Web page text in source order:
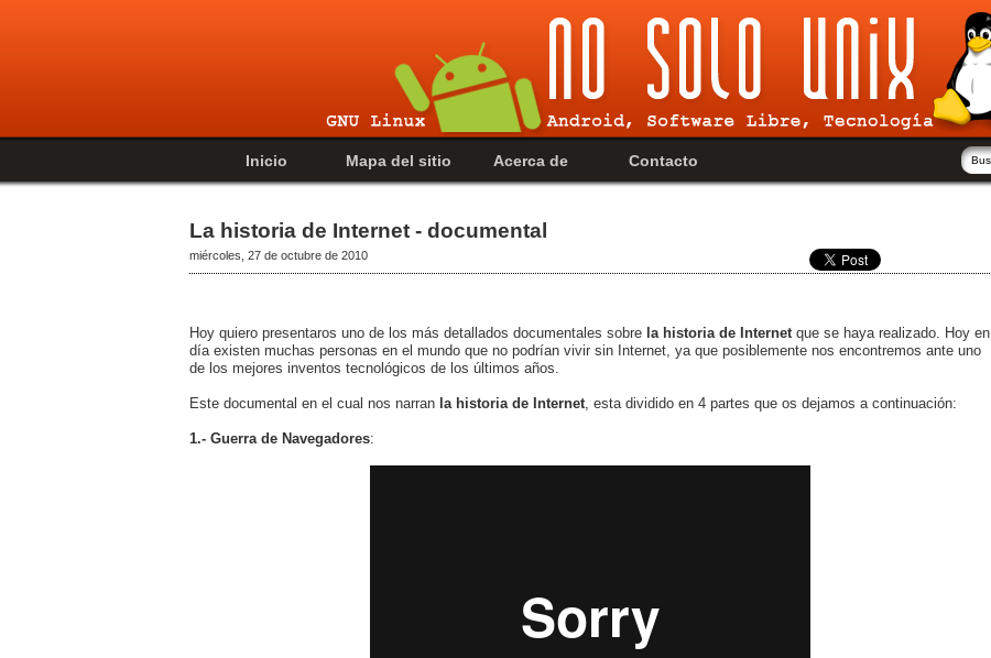
Inicio Mapa del sitio Acerca de Contacto
La historia de Internet - documental
miércoles, 27 de octubre de 2010
Hoy quiero presentaros uno de los más detallados documentales sobre la historia de Internet que se haya realizado. Hoy en
día existen muchas personas en el mundo que no podrían vivir sin Internet, ya que posiblemente nos encontremos ante uno
de los mejores inventos tecnológicos de los últimos años.
Este documental en el cual nos narran la historia de Internet , esta dividido en 4 partes que os dejamos a continuación:
1.- Guerra de Navegadores: